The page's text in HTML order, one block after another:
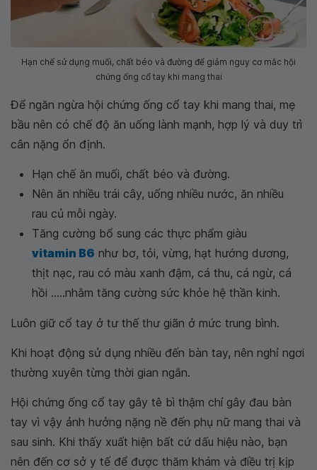
Hạn chế sử dụng muối, chất béo và đường để giảm nguy cơ mắc hội
chứng ống cổ tay khi mang thai
Để ngăn ngừa hội chứng ống cổ tay khi mang thai, mẹ
bầu nên có chế độ ăn uống lành mạnh, hợp lý và duy trì
cân nặng ổn định.
Hạn chế ăn muối, chất béo và đường.
Nên ăn nhiều trái cây, uống nhiều nước, ăn nhiều
rau củ mỗi ngày.
Tăng cường bổ sung các thực phẩm giàu
vitamin B6 như bơ, tỏi, vừng, hạt hướng dương,
thịt nạc, rau có màu xanh đậm, cá thu, cá ngừ, cá
hồi .....nhằm tăng cường sức khỏe hệ thần kinh.
Luôn giữ cổ tay ở tư thế thư giãn ở mức trung bình.
Khi hoạt động sử dụng nhiều đến bàn tay, nên nghỉ ngơi
thường xuyên từng thời gian ngắn.
Hội chứng ống cổ tay gây tê bì thậm chí gây đau bàn
tay vì vậy ảnh hưởng nặng nề đến phụ nữ mang thai và
sau sinh. Khi thấy xuất hiện bất cứ dấu hiệu nào, bạn
nên đến cơ sở y tế để được thăm khám và điều trị kịp